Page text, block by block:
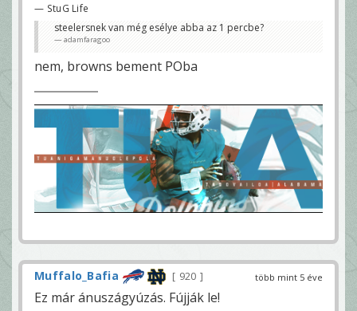
— StuG Life
steelersnek van még esélye abba az 1 percbe?
adamfaragoo
nem, browns bement POba
több mint 5 éve
Muffalo_Bafia 920
Ez már ánuszágyúzás. Fújják le!